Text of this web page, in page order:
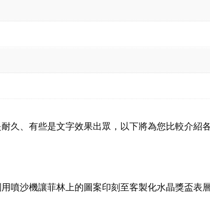
久、有些是文字效果出眾，以下將為您比較介紹
噴沙機讓菲林上的圖案印刻至客製化水晶獎盃表